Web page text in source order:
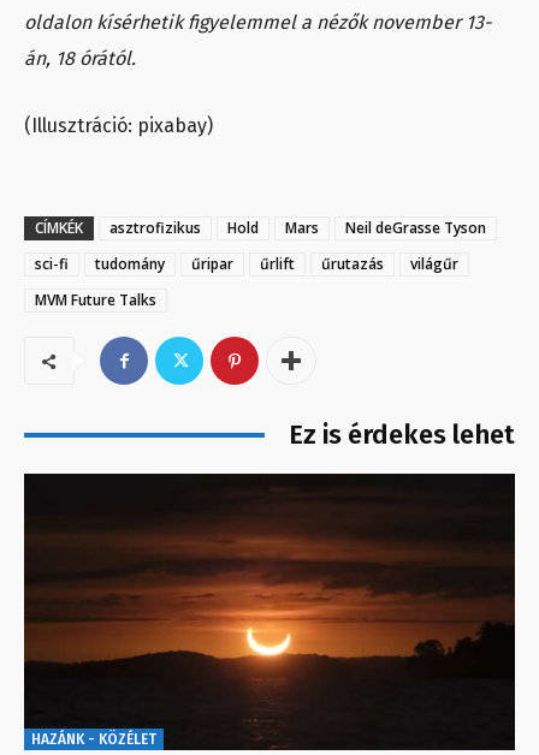
oldalon kísérhetik figyelemmel a nézők november 13-
án, 18 órától.
(Illusztráció: pixabay)
CÍMKÉK asztrofizikus Hold Mars
Neil deGrasse Tyson
sci-fi
tudomány űripar űrlift űrutazás
világűr
MVM Future Talks
Ez is érdekes lehet
HAZÁNK - KÖZÉLET